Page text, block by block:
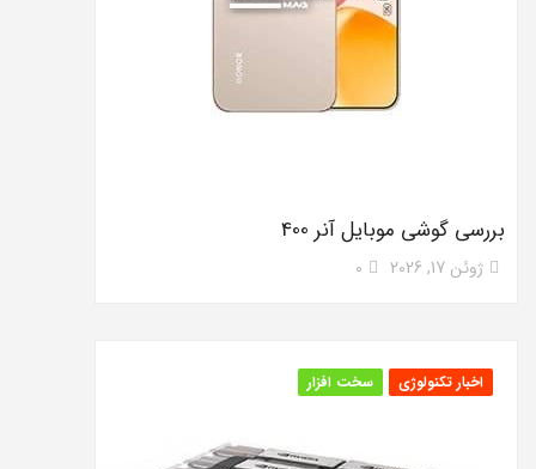
بررسی گوشی موبایل آنر 400
ژوئن 17, 2026 0
اخبار تکنولوژی سخت افزار